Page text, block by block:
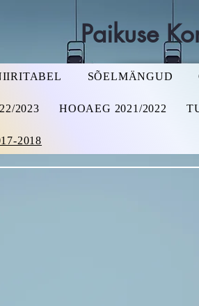
Paikuse
SÕELMÄNGUD
2023 HOOAEG 2021/2022
2018